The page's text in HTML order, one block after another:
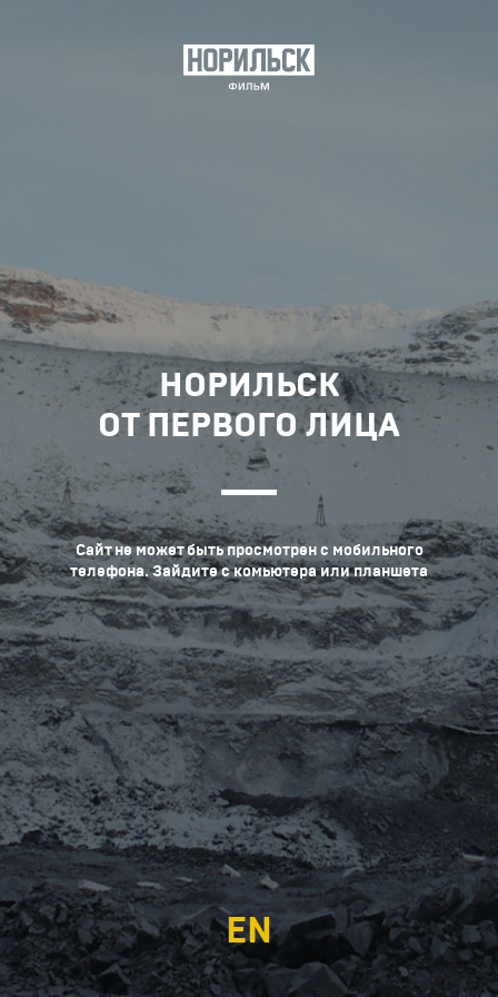
НОРИЛЬСК
ОТ ПЕРВОГО ЛИЦА
Сайт не может быть просмотрен с мобильного
телефона. Зайдите с комьютера или планшета
EN